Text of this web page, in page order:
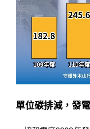
單位碳排減，發